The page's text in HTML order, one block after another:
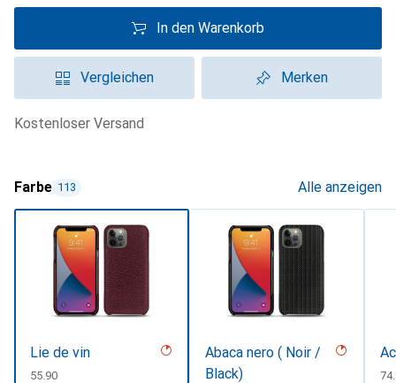
In den Warenkorb
Vergleichen Merken
kostenloser Versand
Farbe 113 Alle anzeigen
Lie de vin
CHF
55.90
Abaca nero ( Noir /
Black)